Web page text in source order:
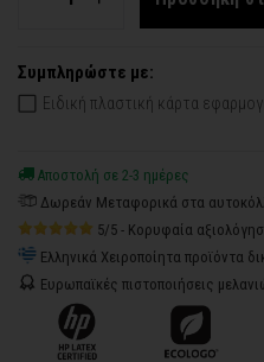
Συμπληρώστε με:
Ειδική πλαστική κάρτα
Αποστολή σε 2-3 ημέρες
Δωρεάν Μεταφορικά στα
5/5 - Κορυφαία
Ελληνικά Χειροποίητα προϊόντα
Ευρωπαϊκές πιστοποιήσεις